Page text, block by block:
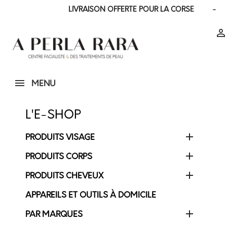
LIVRAISON OFFERTE POUR LA CORSE -

MENU
L'E-SHOP
PRODUITS VISAGE 
PRODUITS CORPS 
PRODUITS CHEVEUX 
APPAREILS ET OUTILS À DOMICILE
PAR MARQUES 